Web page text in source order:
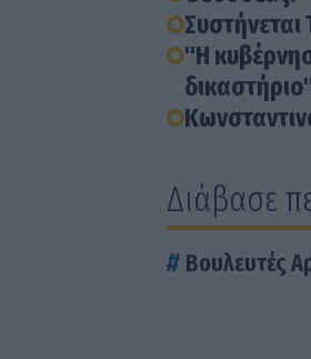
"Η
Διάβασε
Βουλευτές